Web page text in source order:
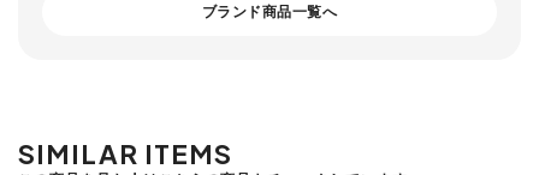
ブランド商品一覧へ
SIMILAR ITEMS